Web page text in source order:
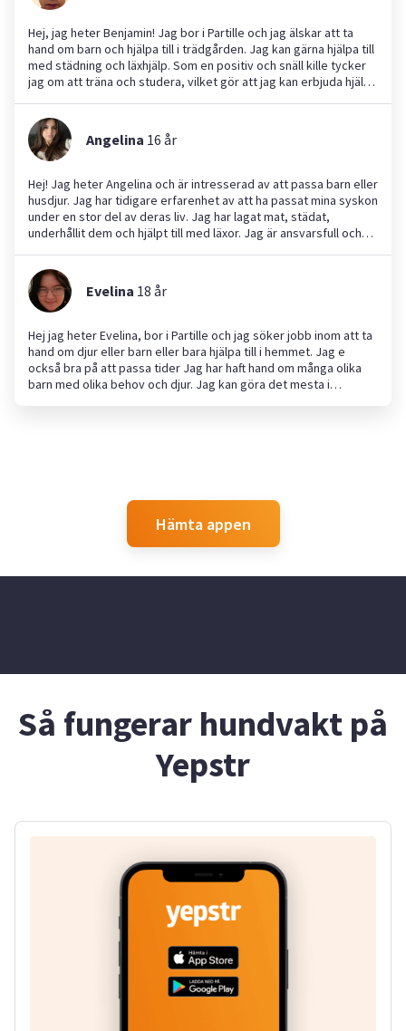
det är rent och strukturerat omkring mig.
Hej, jag heter Benjamin! Jag bor i Partille och jag älskar att ta
hand om barn och hjälpa till i trädgården. Jag kan gärna hjälpa till
med städning och läxhjälp. Som en positiv och snäll kille tycker
jag om att träna och studera, vilket gör att jag kan erbjuda hjälp
assistera er!
Angelina 16 år
Hej! Jag heter Angelina och är intresserad av att passa barn eller
husdjur. Jag har tidigare erfarenhet av att ha passat mina syskon
under en stor del av deras liv. Jag har lagat mat, städat,
underhållit dem och hjälpt till med läxor. Jag är ansvarsfull och
Jag ser fram emot att hjälpa till med det ni behöver!
Evelina 18 år
Hej jag heter Evelina, bor i Partille och jag söker jobb inom att ta
hand om djur eller barn eller bara hjälpa till i hemmet. Jag e
också bra på att passa tider Jag har haft hand om många olika
barn med olika behov och djur. Jag kan göra det mesta i
Hämta appen
Så fungerar hundvakt på
Yepstr